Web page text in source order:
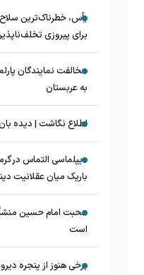
یأس، خطرناک‌ترین
برای پیروزی
مخالفت نمایندگان
به عربستان
اطلاع نگاشت | دیده
دیپلماسی التماس در
باریک میان عقلانیت
محبت امام حسین
است
برخی هنوز از پنجره